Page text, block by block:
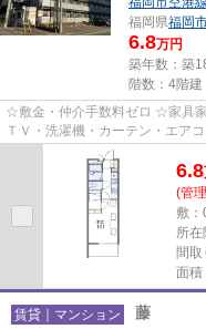
福岡県福岡
6.8万円
築年数：築
階数：4階建
☆敷金・仲介手数料ゼロ ☆家具
ＴＶ・洗濯機・カーテン・エア
6.8
(管
敷：
所
間
面積
賃貸｜マンション 藤